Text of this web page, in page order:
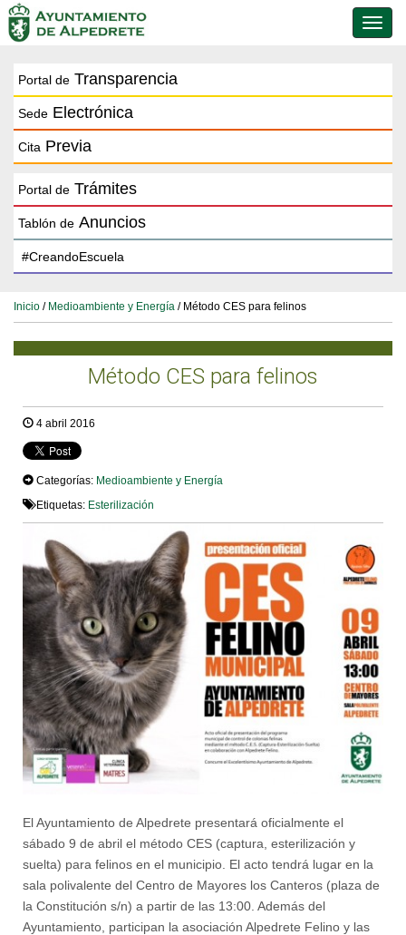
de
Portal de Transparencia
Sede Electrónica
Cita Previa
Portal de Trámites
Tablón de Anuncios
Inicio / Medioambiente y Energía / Método CES para felinos
Método CES para felinos
4 abril 2016
Categorías: Medioambiente y Energía
Etiquetas: Esterilización
El Ayuntamiento de Alpedrete presentará oficialmente el
sábado 9 de abril el método CES (captura, esterilización y
suelta) para felinos en el municipio. El acto tendrá lugar en la
sala polivalente del Centro de Mayores los Canteros (plaza de
la Constitución s/n) a partir de las 13:00. Además del
Ayuntamiento, participan la asociación Alpedrete Felino y las